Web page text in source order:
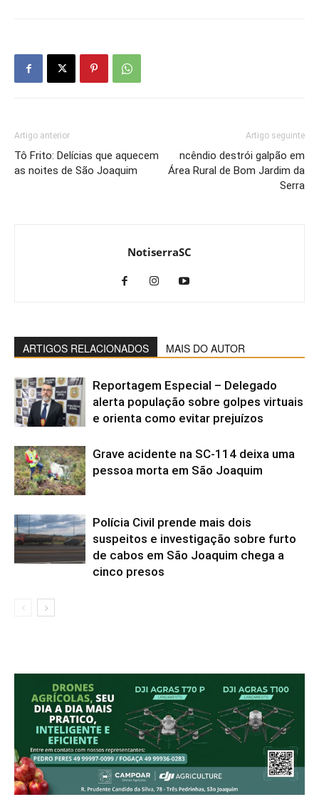
Artigo anterior
Tô Frito: Delícias que aquecem
as noites de São Joaquim
Artigo seguinte
ncêndio destrói galpão em
Área Rural de Bom Jardim da
Serra
NotiserraSC
ARTIGOS RELACIONADOS MAIS DO AUTOR
Reportagem Especial – Delegado
alerta população sobre golpes virtuais
e orienta como evitar prejuízos
Grave acidente na SC-114 deixa uma
pessoa morta em São Joaquim
Polícia Civil prende mais dois
suspeitos e investigação sobre furto
de cabos em São Joaquim chega a
cinco presos